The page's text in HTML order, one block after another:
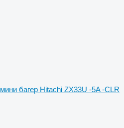
мини багер Hitachi ZX33U -5A -CLR